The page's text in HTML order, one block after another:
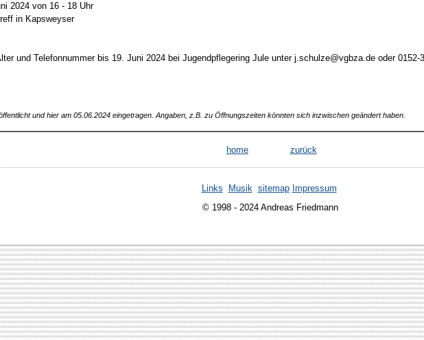
2024 von 16 - 18 Uhr
in Kapsweyser
und Telefonnummer bis 19. Juni 2024 bei Jugendpflegering Jule unter j.schulze@vgbza.de oder 0152-
und hier am 05.06.2024 eingetragen. Angaben, z.B. zu Öffnungszeiten könnten sich inzwischen geändert haben.
home zurück
Links Musik sitemap Impressum
© 1998 - 2024 Andreas Friedmann